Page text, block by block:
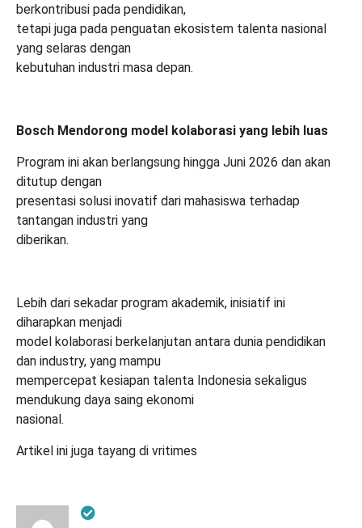
berkontribusi pada pendidikan,
tetapi juga pada penguatan ekosistem talenta nasional
yang selaras dengan
kebutuhan industri masa depan.
Bosch Mendorong model kolaborasi yang lebih luas
Program ini akan berlangsung hingga Juni 2026 dan akan
ditutup dengan
presentasi solusi inovatif dari mahasiswa terhadap
tantangan industri yang
diberikan.
Lebih dari sekadar program akademik, inisiatif ini
diharapkan menjadi
model kolaborasi berkelanjutan antara dunia pendidikan
dan industry, yang mampu
mempercepat kesiapan talenta Indonesia sekaligus
mendukung daya saing ekonomi
nasional.
Artikel ini juga tayang di vritimes